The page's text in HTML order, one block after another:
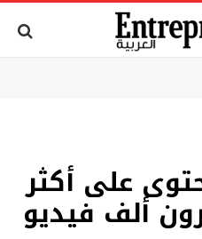
على أكثر
ألف فيديو